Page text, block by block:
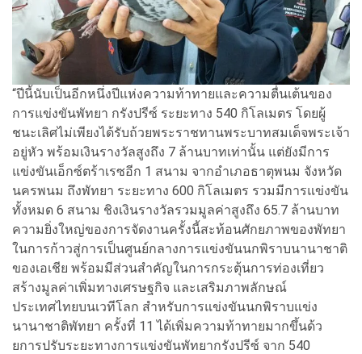
“ปีนี้นับเป็นอีกหนึ่งปีแห่งความท้าทายและความตื่นเต้นของ
การแข่งขันพัทยา กรังปรีซ์ ระยะทาง 540 กิโลเมตร โดยผู้
ชนะเลิศไม่เพียงได้รับถ้วยพระราชทานพระบาทสมเด็จพระเจ้า
อยู่หัว พร้อมเงินรางวัลสูงถึง 7 ล้านบาทเท่านั้น แต่ยังมีการ
แข่งขันเอ็กซ์ตร้าเรซอีก 1 สนาม จากอำเภอธาตุพนม จังหวัด
นครพนม ถึงพัทยา ระยะทาง 600 กิโลเมตร รวมมีการแข่งขัน
ทั้งหมด 6 สนาม ชิงเงินรางวัลรวมมูลค่าสูงถึง 65.7 ล้านบาท
ความยิ่งใหญ่ของการจัดงานครั้งนี้สะท้อนศักยภาพของพัทยา
ในการก้าวสู่การเป็นศูนย์กลางการแข่งขันนกพิราบนานาชาติ
ของเอเชีย พร้อมมีส่วนสำคัญในการกระตุ้นการท่องเที่ยว
สร้างมูลค่าเพิ่มทางเศรษฐกิจ และเสริมภาพลักษณ์
ประเทศไทยบนเวทีโลก สำหรับการแข่งขันนกพิราบแข่ง
นานาชาติพัทยา ครั้งที่ 11 ได้เพิ่มความท้าทายมากขึ้นด้ว
ยการปรับระยะทางการแข่งขันพัทยากรังปรีซ์ จาก 540